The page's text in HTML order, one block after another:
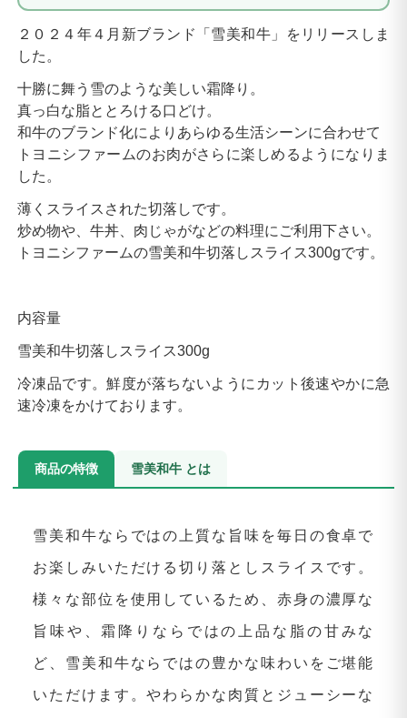
２０２４年４月新ブランド「雪美和牛」をリリースしま
した。
十勝に舞う雪のような美しい霜降り。
真っ白な脂ととろける口どけ。
和牛のブランド化によりあらゆる生活シーンに合わせて
トヨニシファームのお肉がさらに楽しめるようになりま
した。
薄くスライスされた切落しです。
炒め物や、牛丼、肉じゃがなどの料理にご利用下さい。
トヨニシファームの雪美和牛切落しスライス300gです。
内容量
雪美和牛切落しスライス300g
冷凍品です。鮮度が落ちないようにカット後速やかに急
速冷凍をかけております。
商品の特徴 雪美和牛 とは
雪美和牛ならではの上質な旨味を毎日の食卓で
お楽しみいただける切り落としスライスです。
様々な部位を使用しているため、赤身の濃厚な
旨味や、霜降りならではの上品な脂の甘みな
ど、雪美和牛ならではの豊かな味わいをご堪能
いただけます。やわらかな肉質とジューシーな